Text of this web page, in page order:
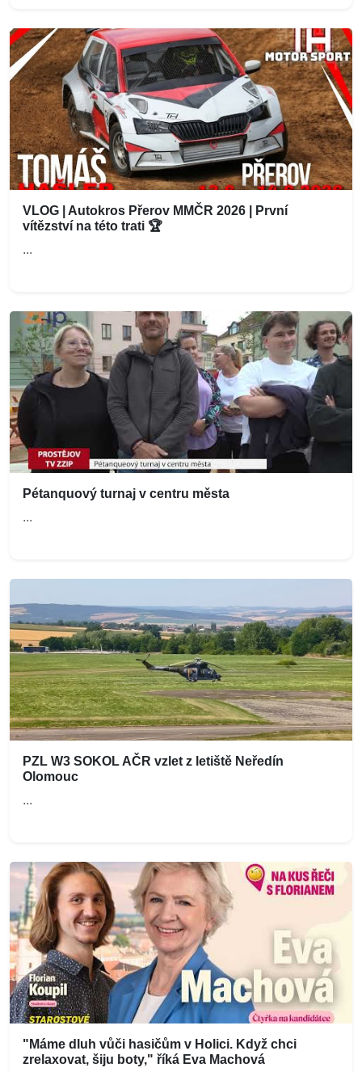
VLOG | Autokros Přerov MMČR 2026 | První
vítězství na této trati 🏆
...
Pétanquový turnaj v centru města
...
PZL W3 SOKOL AČR vzlet z letiště Neředín
Olomouc
...
"Máme dluh vůči hasičům v Holici. Když chci
zrelaxovat, šiju boty," říká Eva Machová